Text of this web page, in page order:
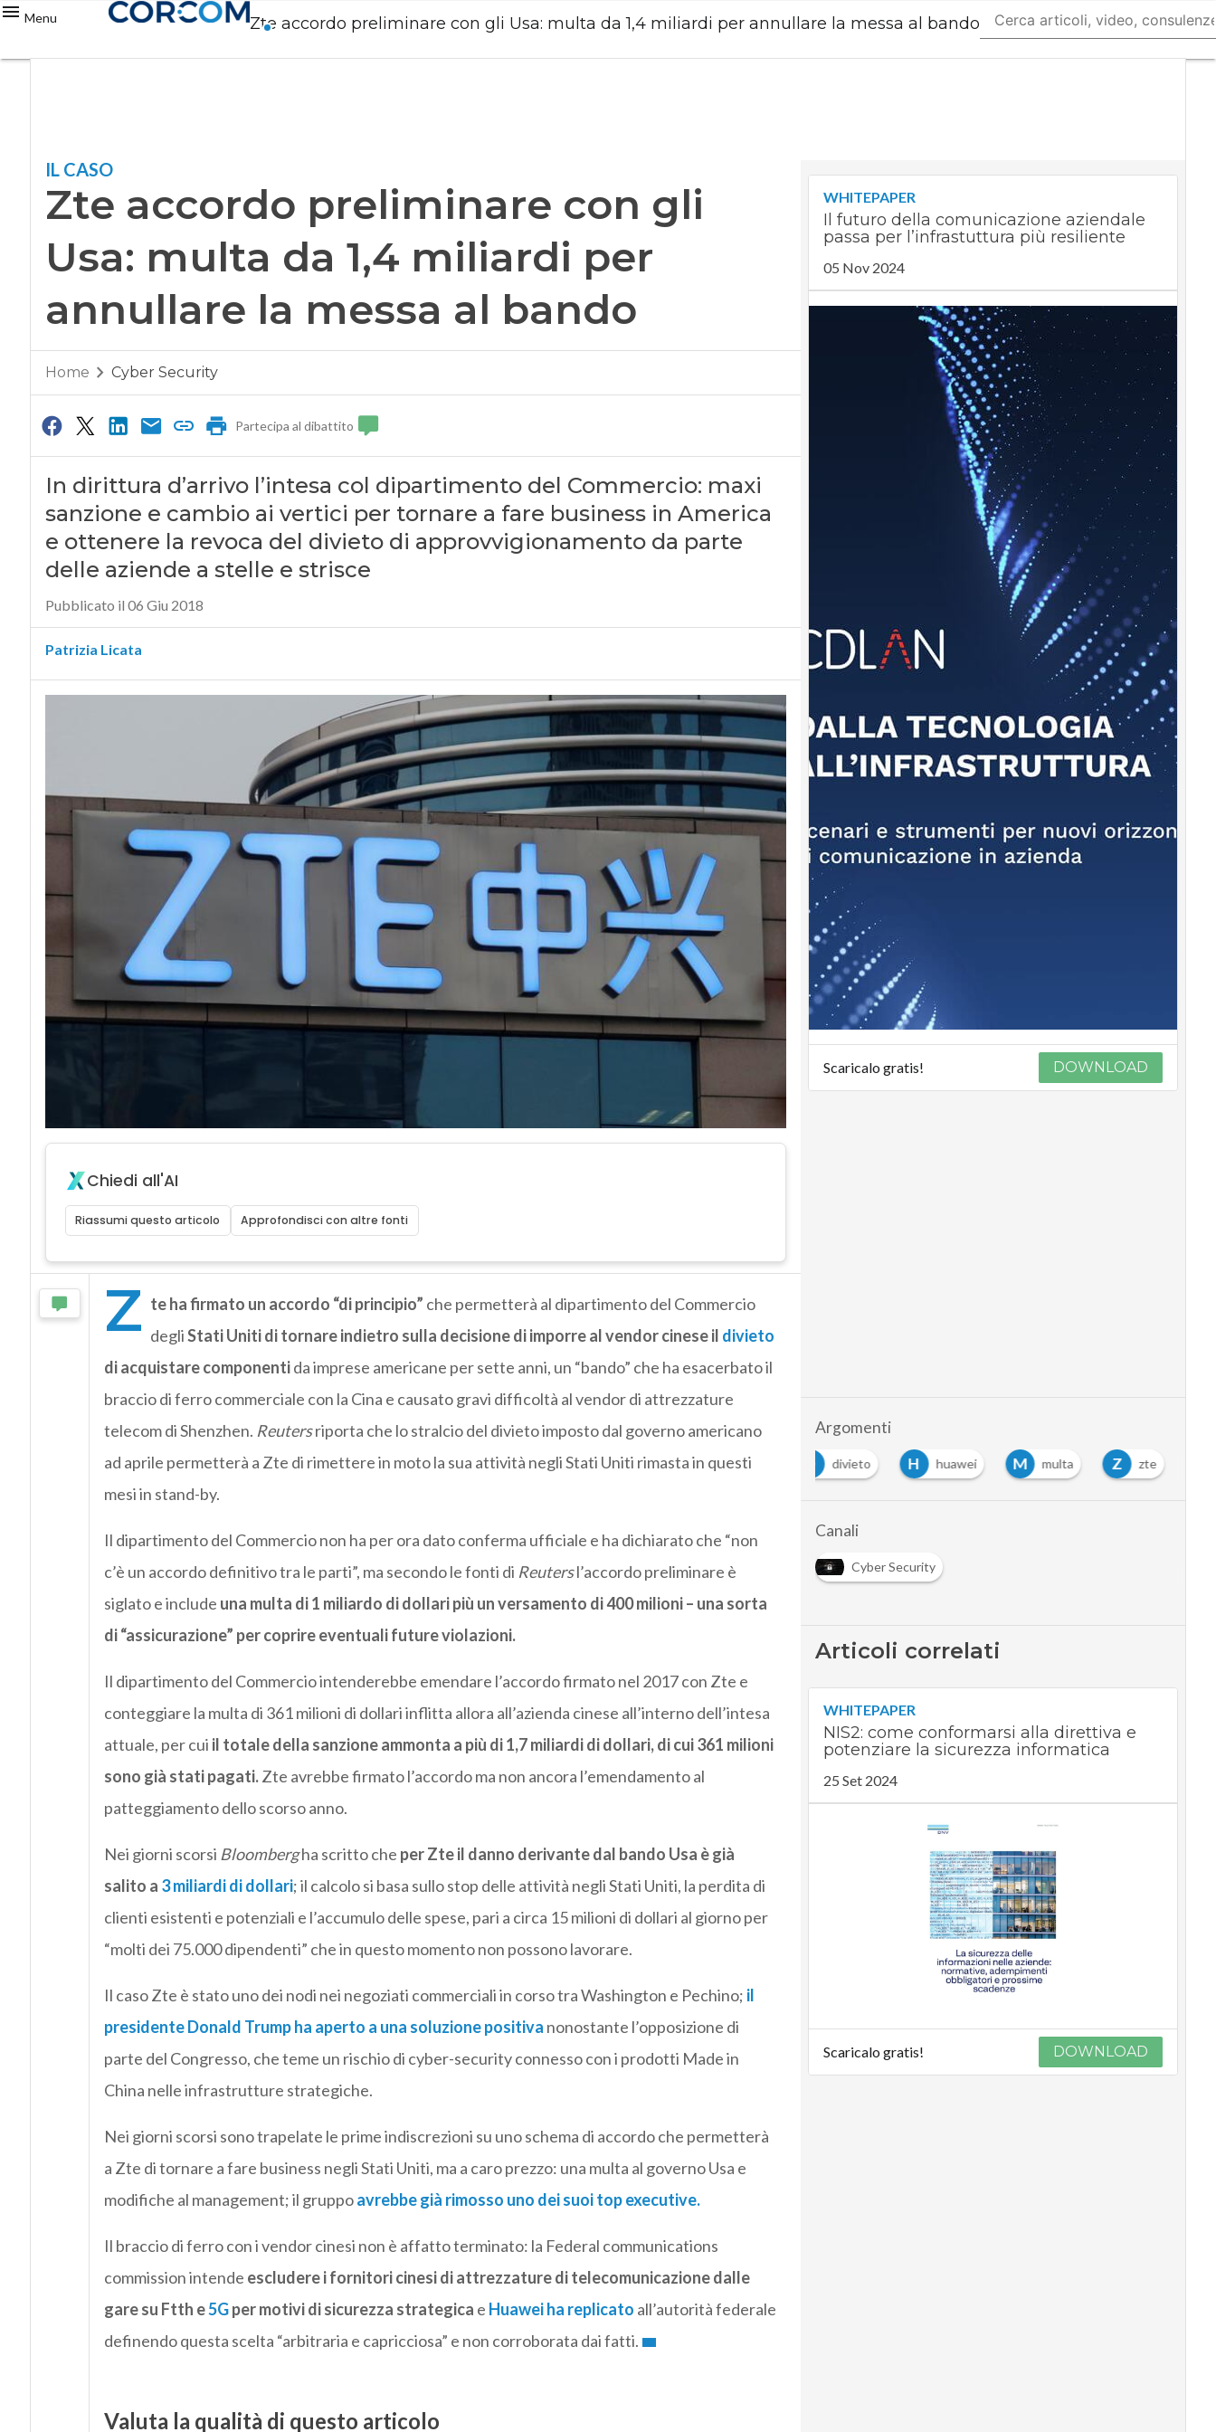
Menu Zte accordo preliminare con gli Usa: multa da 1,4 miliardi per annullare la messa al bando Ultimi
articoli
Digital
PA
Green
economy
Intelligenza
Videointerviste
Le
Guide di
CorCom
Podcast
Privacy
IL CASO
Zte accordo preliminare con gli
Usa: multa da 1,4 miliardi per
annullare la messa al bando
Home Cyber Security
Partecipa al dibattito
In dirittura d’arrivo l’intesa col dipartimento del Commercio: maxi
sanzione e cambio ai vertici per tornare a fare business in America
e ottenere la revoca del divieto di approvvigionamento da parte
delle aziende a stelle e strisce
Pubblicato il 06 Giu 2018
Patrizia Licata
Chiedi all'AI
Riassumi questo articolo Approfondisci con altre fonti
Z te ha firmato un accordo “di principio” che permetterà al dipartimento del Commercio
degliStati Uniti di tornare indietro sulla decisione di imporre al vendor cinese il divieto
di acquistare componentida imprese americane per sette anni, un “bando” che ha esacerbato il
braccio di ferro commerciale con la Cina e causato gravi difficoltà al vendor di attrezzature
telecom di Shenzhen. Reutersriporta che lo stralcio del divieto imposto dal governo americano
ad aprile permetterà a Zte di rimettere in moto la sua attività negli Stati Uniti rimasta in questi
mesi in stand-by.
Il dipartimento del Commercio non ha per ora dato conferma ufficiale e ha dichiarato che “non
c’è un accordo definitivo tra le parti”, ma secondo le fonti di Reutersl’accordo preliminare è
siglato e include una multa di 1 miliardo di dollari più un versamento di 400 milioni – una sorta
di “assicurazione” per coprire eventuali future violazioni.
Il dipartimento del Commercio intenderebbe emendare l’accordo firmato nel 2017 con Zte e
conteggiare la multa di 361 milioni di dollari inflitta allora all’azienda cinese all’interno dell’intesa
attuale, per cui il totale della sanzione ammonta a più di 1,7 miliardi di dollari, di cui 361 milioni
sono già stati pagati.Zte avrebbe firmato l’accordo ma non ancora l’emendamento al
patteggiamento dello scorso anno.
Nei giorni scorsi Bloombergha scritto che per Zte il danno derivante dal bando Usa è già
salito a 3 miliardi di dollari; il calcolo si basa sullo stop delle attività negli Stati Uniti, la perdita di
clienti esistenti e potenziali e l’accumulo delle spese, pari a circa 15 milioni di dollari al giorno per
“molti dei 75.000 dipendenti” che in questo momento non possono lavorare.
Il caso Zte è stato uno dei nodi nei negoziati commerciali in corso tra Washington e Pechino; il
presidente Donald Trump ha aperto a una soluzione positiva nonostante l’opposizione di
parte del Congresso, che teme un rischio di cyber-security connesso con i prodotti Made in
China nelle infrastrutture strategiche.
Nei giorni scorsi sono trapelate le prime indiscrezioni su uno schema di accordo che permetterà
a Zte di tornare a fare business negli Stati Uniti, ma a caro prezzo: una multa al governo Usa e
modifiche al management; il gruppoavrebbe già rimosso uno dei suoi top executive.
Il braccio di ferro con i vendor cinesi non è affatto terminato: la Federal communications
commission intende escludere i fornitori cinesi di attrezzature di telecomunicazione dalle
gare su Ftth e5Gper motivi di sicurezza strategica e Huawei ha replicato all’autorità federale
definendo questa scelta “arbitraria e capricciosa” e non corroborata dai fatti.
Valuta la qualità di questo articolo
WHITEPAPER
Il futuro della comunicazione aziendale
passa per l’infrastuttura più resiliente
05 Nov 2024
Scaricalo gratis! DOWNLOAD
Argomenti
D
divieto H huawei M multa Z zte
Canali
Cyber Security
Articoli correlati
WHITEPAPER
NIS2: come conformarsi alla direttiva e
potenziare la sicurezza informatica
25 Set 2024
Scaricalo gratis! DOWNLOAD